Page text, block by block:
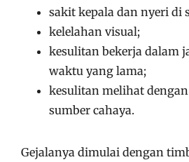
sakit kepala dan nyeri di
kelelahan visual;
kesulitan bekerja dalam
waktu yang lama;
kesulitan melihat
sumber cahaya.
Gejalanya dimulai dengan